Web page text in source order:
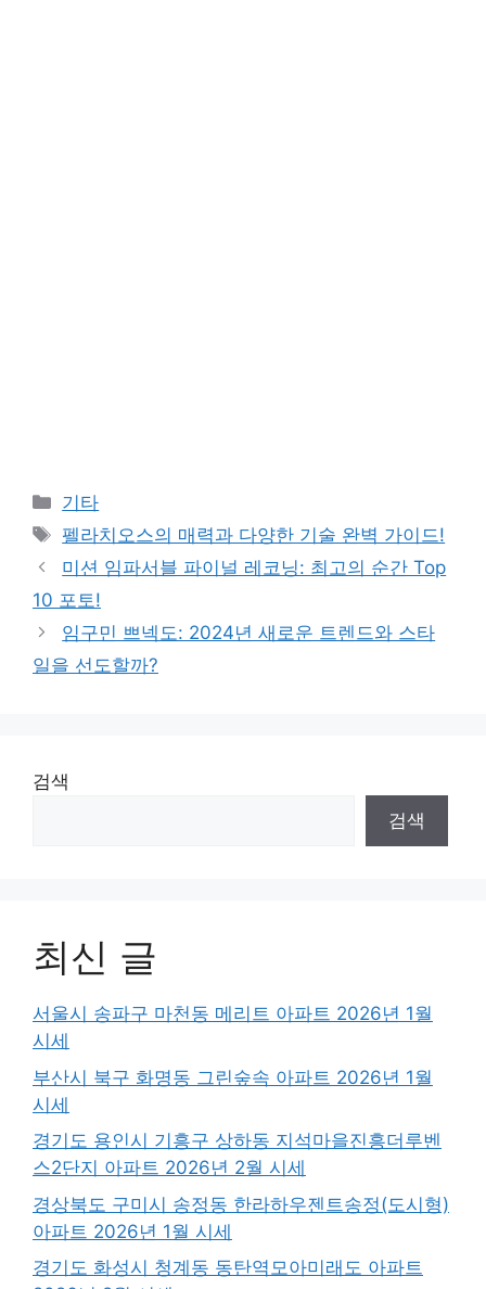
Categories
기타
Tags
펠라치오스의 매력과 다양한 기술 완벽 가이드!
미션 임파서블 파이널 레코닝: 최고의 순간 Top
10 포토!
임구민 쁘넥도: 2024년 새로운 트렌드와 스타
일을 선도할까?
검색
검색
최신 글
서울시 송파구 마천동 메리트 아파트 2026년 1월
시세
부산시 북구 화명동 그린숲속 아파트 2026년 1월
시세
경기도 용인시 기흥구 상하동 지석마을진흥더루벤
스2단지 아파트 2026년 2월 시세
경상북도 구미시 송정동 한라하우젠트송정(도시형)
아파트 2026년 1월 시세
경기도 화성시 청계동 동탄역모아미래도 아파트